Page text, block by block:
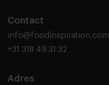
Contact
info@foodinspiration.com
+31 318 49 31 32
Adres